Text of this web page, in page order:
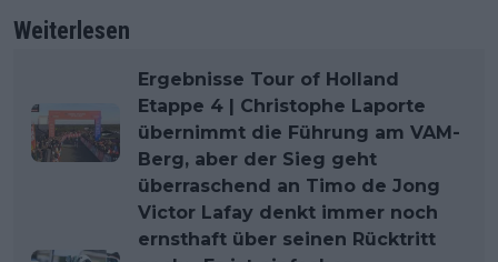
Weiterlesen
Ergebnisse Tour of Holland
Etappe 4 | Christophe Laporte
übernimmt die Führung am VAM-
Berg, aber der Sieg geht
überraschend an Timo de Jong
Victor Lafay denkt immer noch
ernsthaft über seinen Rücktritt